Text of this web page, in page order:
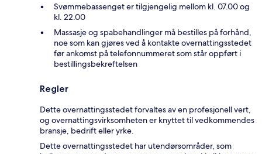
Svømmebassenget er tilgjengelig mellom kl. 07.00 og
kl. 22.00
Massasje og spabehandlinger må bestilles på forhånd,
noe som kan gjøres ved å kontakte overnattingsstedet
før ankomst på telefonnummeret som står oppført i
bestillingsbekreftelsen
Regler
Dette overnattingsstedet forvaltes av en profesjonell vert,
og overnattingsvirksomheten er knyttet til vedkommendes
bransje, bedrift eller yrke.
Dette overnattingsstedet har utendørsområder, som